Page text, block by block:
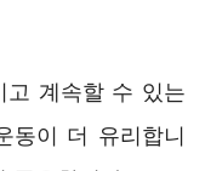
고 계속할 수 있는
동이 더 유리합니